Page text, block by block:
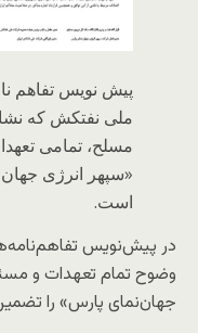
پیش نویس تفاهم
ملی نفتکش که
مسلح، تمامی
«سپهر انرژی
است.
در پیش‌نویس
وضوح تمام تعهدات و
جهان‌نمای پارس» را